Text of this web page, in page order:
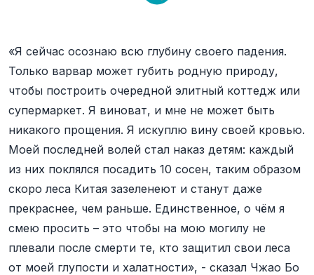
«Я сейчас осознаю всю глубину своего падения.
Только варвар может губить родную природу,
чтобы построить очередной элитный коттедж или
супермаркет. Я виноват, и мне не может быть
никакого прощения. Я искуплю вину своей кровью.
Моей последней волей стал наказ детям: каждый
из них поклялся посадить 10 сосен, таким образом
скоро леса Китая зазеленеют и станут даже
прекраснее, чем раньше. Единственное, о чём я
смею просить – это чтобы на мою могилу не
плевали после смерти те, кто защитил свои леса
от моей глупости и халатности», - сказал Чжао Бо